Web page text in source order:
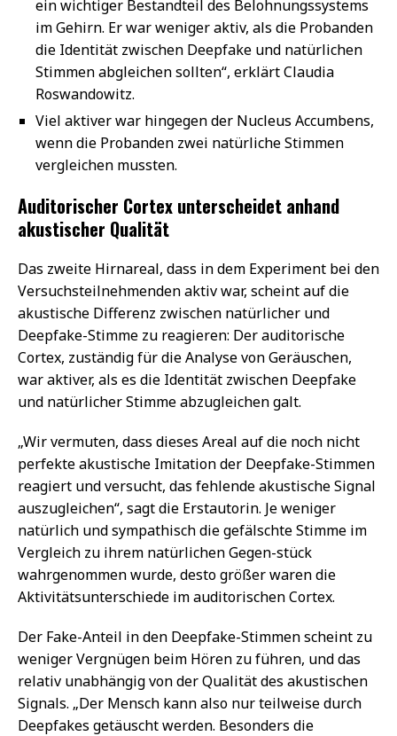
ein wichtiger Bestandteil des Belohnungssystems
im Gehirn. Er war weniger aktiv, als die Probanden
die Identität zwischen Deepfake und natürlichen
Stimmen abgleichen sollten“, erklärt Claudia
Roswandowitz.
Viel aktiver war hingegen der Nucleus Accumbens,
wenn die Probanden zwei natürliche Stimmen
vergleichen mussten.
Auditorischer Cortex unterscheidet anhand
akustischer Qualität
Das zweite Hirnareal, dass in dem Experiment bei den
Versuchsteilnehmenden aktiv war, scheint auf die
akustische Differenz zwischen natürlicher und
Deepfake-Stimme zu reagieren: Der auditorische
Cortex, zuständig für die Analyse von Geräuschen,
war aktiver, als es die Identität zwischen Deepfake
und natürlicher Stimme abzugleichen galt.
„Wir vermuten, dass dieses Areal auf die noch nicht
perfekte akustische Imitation der Deepfake-Stimmen
reagiert und versucht, das fehlende akustische Signal
auszugleichen“, sagt die Erstautorin. Je weniger
natürlich und sympathisch die gefälschte Stimme im
Vergleich zu ihrem natürlichen Gegen-stück
wahrgenommen wurde, desto größer waren die
Aktivitätsunterschiede im auditorischen Cortex.
Der Fake-Anteil in den Deepfake-Stimmen scheint zu
weniger Vergnügen beim Hören zu führen, und das
relativ unabhängig von der Qualität des akustischen
Signals. „Der Mensch kann also nur teilweise durch
Deepfakes getäuscht werden. Besonders die